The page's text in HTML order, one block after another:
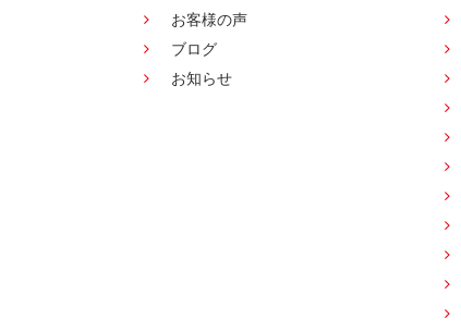
お客様の声
ブログ
お知らせ